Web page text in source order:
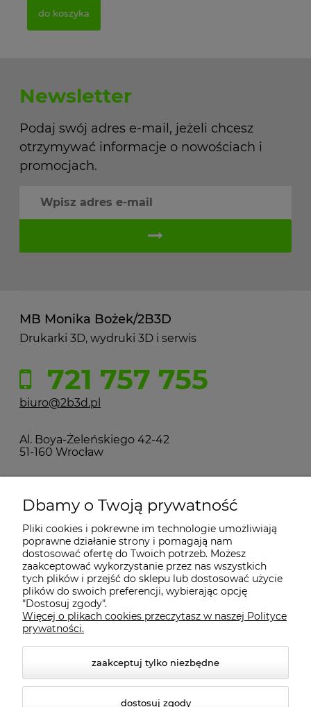
do koszyka
Newsletter
Podaj swój adres e-mail, jeżeli chcesz
otrzymywać informacje o nowościach i
promocjach.
MB Monika Bożek/2B3D
Drukarki 3D, wydruki 3D i serwis
721 757 755
biuro@2b3d.pl
Al. Boya-Żeleńskiego 42-42
51-160 Wrocław
MOJE KONTO
PŁATNOŚCI I DOSTAWA
INFORMACJE
KONTAKT
Dbamy o Twoją prywatność
Pliki cookies i pokrewne im technologie umożliwiają
poprawne działanie strony i pomagają nam
dostosować ofertę do Twoich potrzeb. Możesz
zaakceptować wykorzystanie przez nas wszystkich
tych plików i przejść do sklepu lub dostosować użycie
plików do swoich preferencji, wybierając opcję
"Dostosuj zgody".
Więcej o plikach cookies przeczytasz w naszej Polityce
prywatności.
zaakceptuj tylko niezbędne
dostosuj zgody